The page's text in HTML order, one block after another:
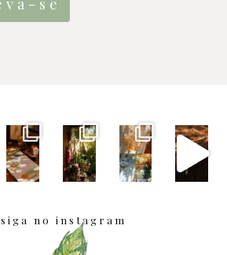
siga no instagram